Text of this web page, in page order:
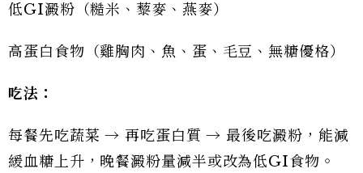
低GI澱粉（糙米、藜麥、燕麥）
高蛋白食物（雞胸肉、魚、蛋、毛豆、無糖優格）
吃法：
每餐先吃蔬菜 → 再吃蛋白質 → 最後吃澱粉，能減
緩血糖上升，晚餐澱粉量減半或改為低GI食物。